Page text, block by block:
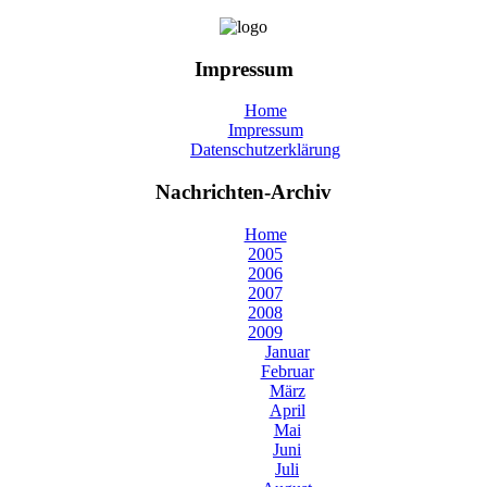
Impressum
Home
Impressum
Datenschutzerklärung
Nachrichten-Archiv
Home
2005
2006
2007
2008
2009
Januar
Februar
März
April
Mai
Juni
Juli